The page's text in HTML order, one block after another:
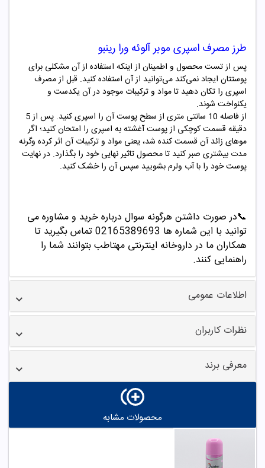
طرز مصرف اسپری موبر آلوئه ورا رینبو
پس از تست محصول و اطمینان از اینکه استفاده از آن مشکلی برای
پوستتان ایجاد نمی‌کند می‌توانید از آن استفاده کنید. قبل از مصرف
اسپری را تکان دهید تا مواد و ترکیبات موجود در آن یکدست و
یکنواخت شوند.
از فاصله 10 سانتی متری از سطح پوست آن را اسپری کنید. پس از 5
دقیقه قسمت کوچکی از پوست آغشته به اسپری را امتحان کنید؛ اگر
موهای زائد آن قسمت کنده شد، یعنی مواد و ترکیبات آن اثر کرده وگرنه
مدت بیشتری صبر کنید تا محصول تاثیر نهایی خود را بگذارد. در نهایت
پوست خود را با آب ولرم بشویید سپس آن را خشک کنید.
📞در صورت داشتن هرگونه سوال درباره خرید و مشاوره می
توانید با این شماره ها 02165389693
تماس بگیرید تا
همکاران ما در داروخانه اینترنتی مهتاطب بتوانند شما را
راهنمایی کنند.
اطلاعات عمومی
نظرات کاربران
معرفی برند
محصولات مشابه